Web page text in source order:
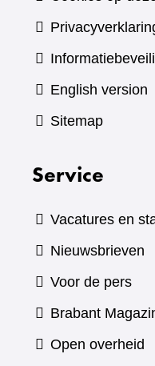
English version
Sitemap
Service
Vacatures en
Nieuwsbrieven
Voor de pers
Brabant
Open overheid